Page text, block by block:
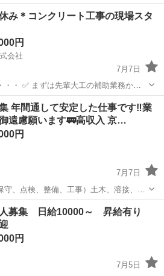
ワークライフバランスを整えたい方 ・手
レンジしたい方 経験よりも、
未経験
み＊コンクリート工事の現場スタ
円
会社
7月7日
業務から
あるけど、体力が心配…」 そんな方こ
土木
年間通して安定した仕事です‼️業
遠慮願います🚃高収入 京…
円
7月7日
、点検、整備、工事）土木、溶接、ク
工具管理 500円 作業責任者 1500円 日払い不可 半月払いor月払い 制...
軌道
人募集 日給10000～ 昇給有り
円
7月5日